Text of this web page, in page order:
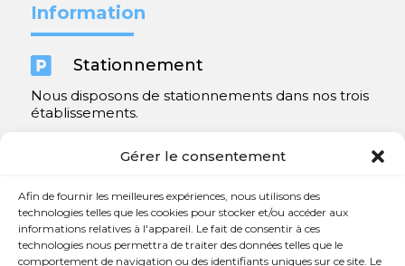
Gérer le consentement
Afin de fournir les meilleures expériences, nous utilisons des
technologies telles que les cookies pour stocker et/ou accéder aux
informations relatives à l'appareil. Le fait de consentir à ces
technologies nous permettra de traiter des données telles que le
comportement de navigation ou des identifiants uniques sur ce site. Le
Information
 Stationnement
Nous disposons de stationnements dans nos trois
établissements.
Contact
 450 654-3342